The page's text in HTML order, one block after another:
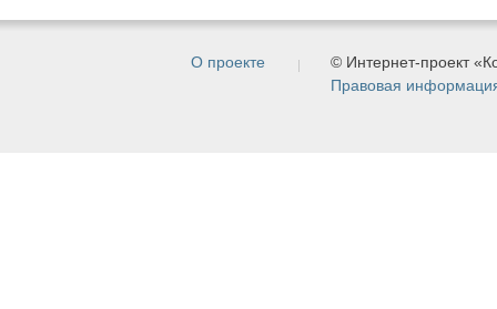
О проекте
© Интернет-проект
Правовая